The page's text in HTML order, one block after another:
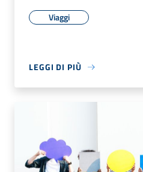
Viaggi
LEGGI DI PIÙ